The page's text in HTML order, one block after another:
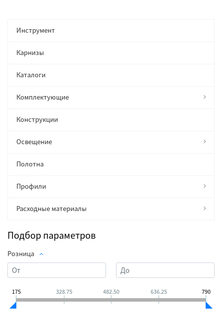
Инструмент
Карнизы
Каталоги
Комплектующие
Конструкции
Освещение
Полотна
Профили
Расходные материалы
Подбор параметров
Розница
175 328.75 482.50 636.25 790